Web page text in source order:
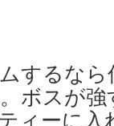
するな
ボスが
ィーに入